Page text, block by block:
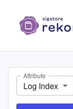
Attribute
Log Index